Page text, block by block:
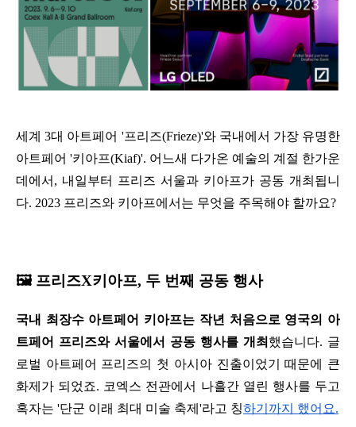
세계 3대 아트페어 '프리즈(Frieze)'와 국내에서 가장 유명한
아트페어 '키아프(Kiaf)'. 어느새 다가온 예술의 계절 한가운
데에서, 내일부터 프리즈 서울과 키아프가 공동 개최됩니
다. 2023 프리즈와 키아프에서는 무엇을 주목해야 할까요?
🖼️ 프리즈X키아프, 두 번째 공동 행사
국내 최장수 아트페어 키아프는 작년 처음으로 영국의 아
트페어 프리즈와 서울에서 공동 행사를 개최 했습니다. 글
로벌 아트페어 프리즈의 첫 아시아 진출이었기 때문에 큰
화제가 되었죠. 코엑스 전관에서 나흘간 열린 행사를 두고
혹자는 '단군 이래 최대 미술 축제'라고 칭하기까지 했어요.